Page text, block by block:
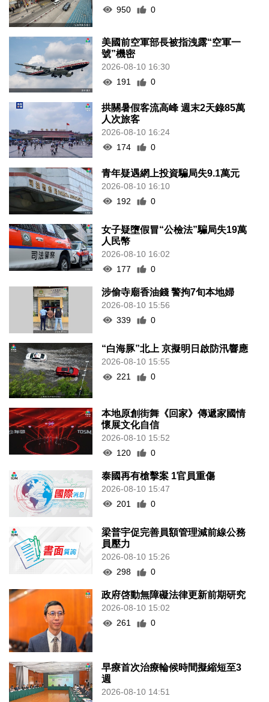
950
0
美國前空軍部長被指洩露“空軍一
號”機密
2026-08-10 16:30
191
0
拱關暑假客流高峰 週末2天錄85萬
人次旅客
2026-08-10 16:24
174
0
青年疑遇網上投資騙局失9.1萬元
2026-08-10 16:10
192
0
女子疑墮假冒“公檢法”騙局失19萬
人民幣
2026-08-10 16:02
177
0
涉偷寺廟香油錢 警拘7旬本地婦
2026-08-10 15:56
339
0
“白海豚”北上 京擬明日啟防汛響應
2026-08-10 15:55
221
0
本地原創街舞《回家》傳遞家國情
懷展文化自信
2026-08-10 15:52
120
0
泰國再有槍擊案 1官員重傷
2026-08-10 15:47
201
0
梁普宇促完善員額管理減前線公務
員壓力
2026-08-10 15:26
298
0
政府啓動無障礙法律更新前期研究
2026-08-10 15:02
261
0
早療首次治療輪候時間擬縮短至3
週
2026-08-10 14:51